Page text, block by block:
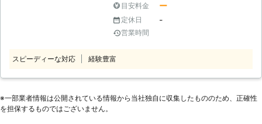
い家具の移動は難しい状態です。お電
話相談を受け付けていますので、まず
はお気軽にご連絡くださいませ。
ら不安」 「組立から模様替えのため
家具移動まで依頼したい」 このよう
に家具組立にお困りなら株式会社エフ
は埼玉県春日部市に拠点を置く業者で
ったのに……」「思ったより重くて自
目安料金 ー
定休日 -
営業時間
スピーディーな対応 経験豊富
※⼀部業者情報は公開されている情報から当社独⾃に収集したもののため、正確性
を担保するものではございません。